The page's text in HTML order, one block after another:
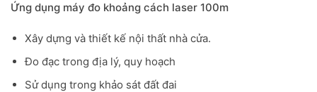
Ứng dụng máy đo khoảng cách laser 100m
Xây dựng và thiết kế nội thất nhà cửa.
Đo đạc trong địa lý, quy hoạch
Sử dụng trong khảo sát đất đai